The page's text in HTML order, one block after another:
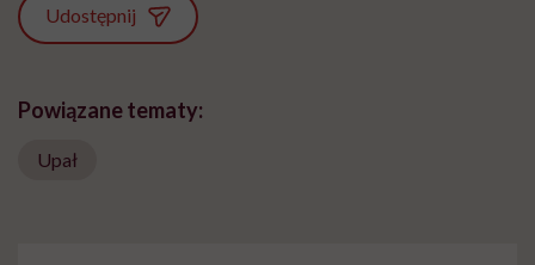
Udostępnij
Powiązane tematy:
Upał